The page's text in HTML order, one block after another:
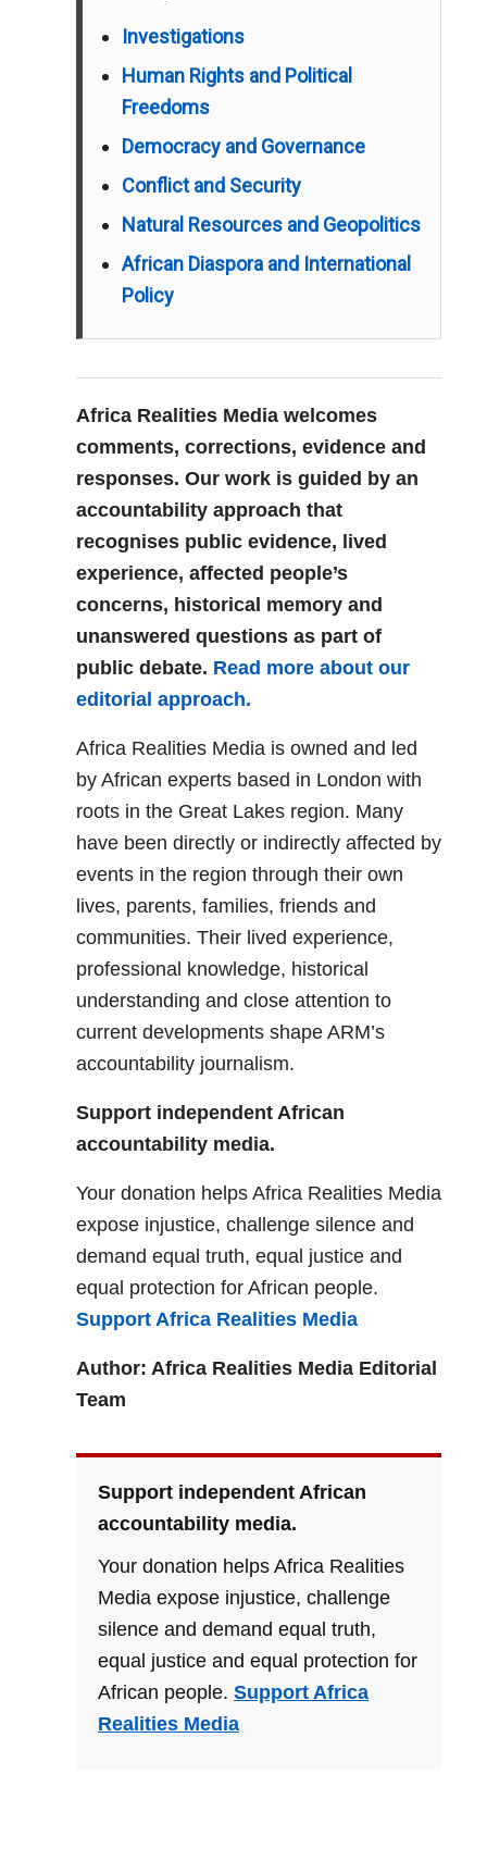
Investigations
Human Rights and Political
Freedoms
Democracy and Governance
Conflict and Security
Natural Resources and Geopolitics
African Diaspora and International
Policy
Africa Realities Media welcomes
comments, corrections, evidence and
responses. Our work is guided by an
accountability approach that
recognises public evidence, lived
experience, affected people’s
concerns, historical memory and
unanswered questions as part of
public debate. Read more about our
editorial approach.
Africa Realities Media is owned and led
by African experts based in London with
roots in the Great Lakes region. Many
have been directly or indirectly affected by
events in the region through their own
lives, parents, families, friends and
communities. Their lived experience,
professional knowledge, historical
understanding and close attention to
current developments shape ARM’s
accountability journalism.
Support independent African
accountability media.
Your donation helps Africa Realities Media
expose injustice, challenge silence and
demand equal truth, equal justice and
equal protection for African people.
Support Africa Realities Media
Author: Africa Realities Media Editorial
Team
Support independent African
accountability media.
Your donation helps Africa Realities
Media expose injustice, challenge
silence and demand equal truth,
equal justice and equal protection for
African people. Support Africa
Realities Media